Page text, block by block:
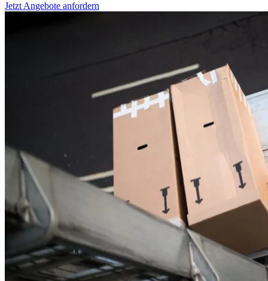
Jetzt Angebote anfordern